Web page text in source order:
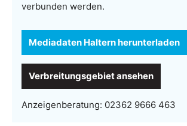
verbunden werden.
Mediadaten Haltern herunterladen
Verbreitungsgebiet ansehen
Anzeigenberatung: 02362 9666 463